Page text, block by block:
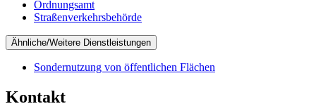
Ordnungsamt
Straßenverkehrsbehörde
Ähnliche/Weitere Dienstleistungen
Sondernutzung von öffentlichen Flächen
Kontakt